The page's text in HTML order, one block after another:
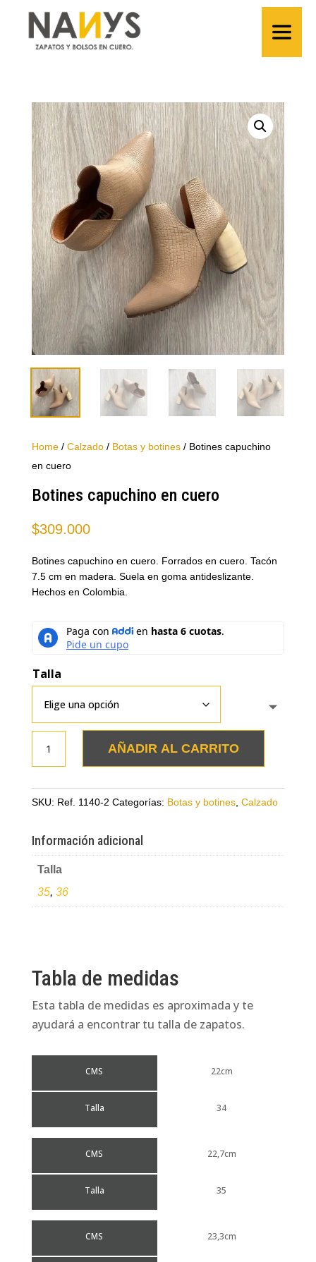
Home/ Calzado/ Botas y botines/ Botines capuchino
en cuero
Botines capuchino en cuero
$309.000
Botines capuchino en cuero. Forrados en cuero. Tacón
7.5 cm en madera. Suela en goma antideslizante.
Hechos en Colombia.
Talla
cuero
AÑADIR AL CARRITO
SKU: Ref. 1140-2 Categorías: Botas y botines, Calzado
Información adicional
Talla
35, 36
Tabla de medidas
Esta tabla de medidas es aproximada y te
ayudará a encontrar tu talla de zapatos.
CMS
Talla
22cm
34
CMS
Talla
22,7cm
35
CMS 23,3cm